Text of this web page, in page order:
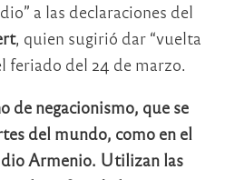
a las declaraciones del
, quien sugirió dar “vuelta
feriado del 24 de marzo.
de negacionismo, que se
del mundo, como en el
Armenio. Utilizan las